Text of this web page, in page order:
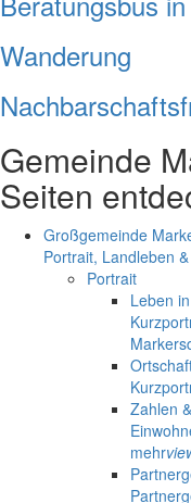
Wanderung
Gemeinde
Seiten
Großgemeinde
Portrait, Landleben
Portrait
Leben
Zahlen
mehr